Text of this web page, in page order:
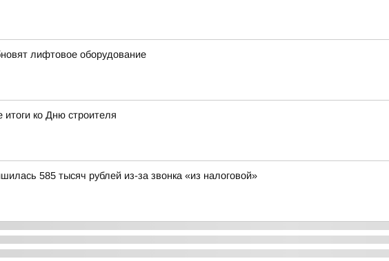
лифтовое оборудование
ко Дню строителя
585 тысяч рублей из-за звонка «из налоговой»